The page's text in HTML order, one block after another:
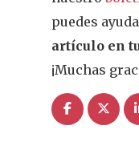
puedes
artículo en
¡Muchas